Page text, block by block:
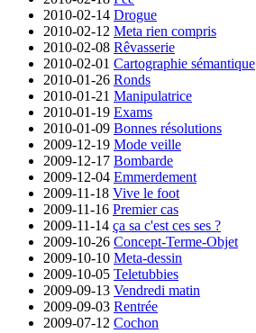
2010-02-14 Drogue
2010-02-12 Meta rien compris
2010-02-08 Rêvasserie
2010-02-01 Cartographie sémantique
2010-01-26 Ronds
2010-01-21 Manipulatrice
2010-01-19 Exams
2010-01-09 Bonnes résolutions
2009-12-19 Mode veille
2009-12-17 Bombarde
2009-12-04 Emmerdement
2009-11-18 Vive le foot
2009-11-16 Premier cas
2009-11-14 ça sa c'est ces ses ?
2009-10-26 Concept-Terme-Objet
2009-10-10 Meta-dessin
2009-10-05 Teletubbies
2009-09-13 Vendredi matin
2009-09-03 Rentrée
2009-07-12 Cochon